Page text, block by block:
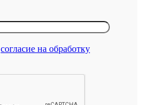
согласие на обработку